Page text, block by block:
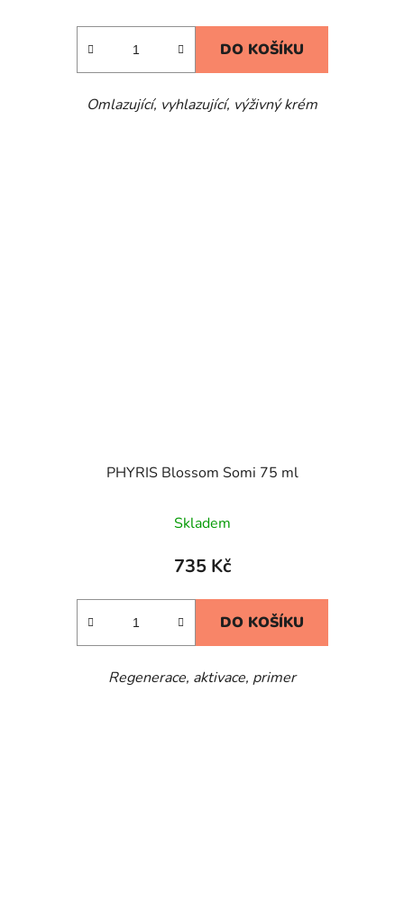
DO KOŠÍKU
Omlazující, vyhlazující, výživný krém
PHYRIS Blossom Somi 75 ml
Skladem
735 Kč
DO KOŠÍKU
Regenerace, aktivace, primer